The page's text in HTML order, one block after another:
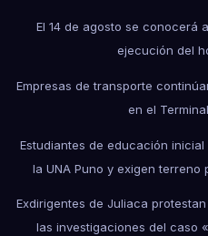
El 14 de agosto se conocerá
ejecución del
Empresas de transporte
en el
Estudiantes de educación
la UNA Puno y exigen
Exdirigentes de Juliaca
las investigaciones del caso